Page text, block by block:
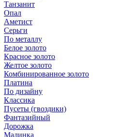
Танзанит
Опал
Аметист
Серьги
По металлу
Белое золото
Красное золото
Желтое золото
Комбинированное золото
Платина
По дизайну
Классика
Пусеты (гвоздики)
Фантазийный
Дорожка
Малинка